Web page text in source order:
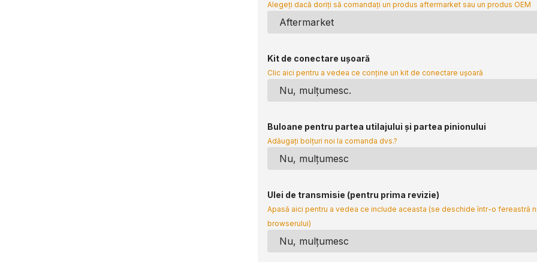
Alegeți dacă doriți să comandați un produs aftermarket sau un produs OEM
Kit de conectare ușoară
Clic aici pentru a vedea ce conține un kit de conectare ușoară
Buloane pentru partea utilajului și partea pinionului
Adăugați bolțuri noi la comanda dvs.?
Ulei de transmisie (pentru prima revizie)
Apasă aici pentru a vedea ce include aceasta (se deschide într-o fereastră
browserului)